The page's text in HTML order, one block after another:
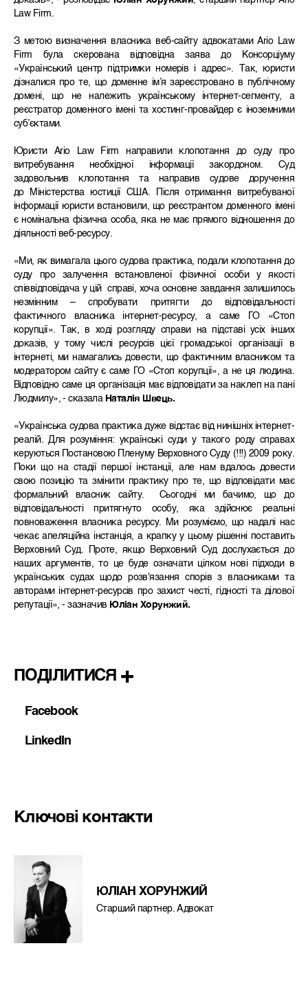
Law Firm.
З метою визначення власника веб-сайту адвокатами Ario Law
Firm була скерована відповідна заява до Консорціуму
«Український центр підтримки номерів і адрес». Так, юристи
дізналися про те, що доменне ім’я зареєстровано в публічному
домені, що не належить українському інтернет-сегменту, а
реєстратор доменного імені та хостинг-провайдер є іноземними
суб’єктами.
Юристи Ario Law Firm направили клопотання до суду про
витребування необхідної інформації закордоном. Суд
задовольнив клопотання та направив судове доручення
до Міністерства юстиції США. Після отримання витребуваної
інформації юристи встановили, що реєстрантом доменного імені
є номінальна фізична особа, яка не має прямого відношення до
діяльності веб-ресурсу.
«Ми, як вимагала цього судова практика, подали клопотання до
суду про залучення встановленої фізичної особи у якості
співвідповідача у цій справі, хоча основне завдання залишилось
незмінним – спробувати притягти до відповідальності
фактичного власника інтернет-ресурсу, а саме ГО «Стоп
корупції». Так, в ході розгляду справи на підставі усіх інших
доказів, у тому числі ресурсів цієї громадської організації в
інтернеті, ми намагались довести, що фактичним власником та
модератором сайту є саме ГО «Стоп корупції», а не ця людина.
Відповідно саме ця організація має відповідати за наклеп на пані
Людмилу», - сказала Наталія Швець.
«Українська судова практика дуже відстає від нинішніх інтернет-
реалій. Для розуміння: українські суди у такого роду справах
керуються Постановою Пленуму Верховного Суду (!!!) 2009 року.
Поки що на стадії першої інстанції, але нам вдалось довести
свою позицію та змінити практику про те, що відповідати має
формальний власник сайту. Сьогодні ми бачимо, що до
відповідальності притягнуто особу, яка здійснює реальні
повноваження власника ресурсу. Ми розуміємо, що надалі нас
чекає апеляційна інстанція, а крапку у цьому рішенні поставить
Верховний Суд. Проте, якщо Верховний Суд дослухається до
наших аргументів, то це буде означати цілком нові підходи в
українських судах щодо розв'язання спорів з власниками та
авторами інтернет-ресурсів про захист честі, гідності та ділової
репутації», - зазначив Юліан Хорунжий.
ПОДІЛИТИСЯ
Facebook
LinkedIn
Ключові контакти
ЮЛІАН ХОРУНЖИЙ
Старший партнер. Адвокат